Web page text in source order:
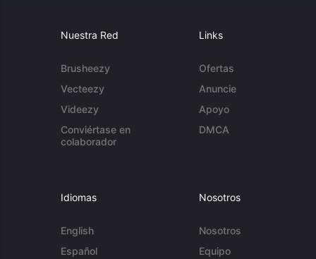
Nuestra Red
Brusheezy
Vecteezy
Videezy
Conviértase en
colaborador
Links
Ofertas
Anuncie
Apoyo
DMCA
Idiomas
English
Español
Nosotros
Nosotros
Equipo